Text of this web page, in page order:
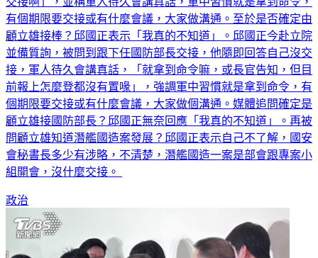
有個期限要交接或有什麼會議，大家做溝通。至於是否確定由
顧立雄接棒？邱國正表示「我真的不知道」。邱國正今赴立院
並備質詢，被問到跟下任國防部長交接，他隨即回答自己沒交
接，軍人待久會講真話，「就拿到命令嘛，或長官告知，但目
前報上怎麼登都沒有置喙」，強調軍中習慣就是拿到命令，有
個期限要交接或有什麼會議，大家做個溝通。媒體追問確定是
顧立雄接國防部長？邱國正無奈回應「我真的不知道」。再被
問顧立雄知道潛艦國造案發展？邱國正表示自己不了解，國安
會秘書長多少有涉略，不清楚，潛艦國造一案是部會跟專案小
組開會，沒什麼交接。
政治